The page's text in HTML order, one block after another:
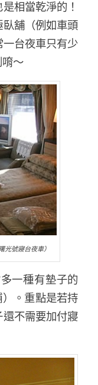
相當乾淨的！
舖（例如車頭
一台夜車只有少
～
光號寢台夜車）
多一種有墊子的
）。重點是若持
不需要加付寢